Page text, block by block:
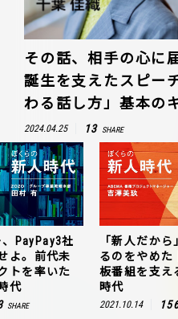
その話、相手の心に
誕生を支えたスピー
わる話し方」基本の
2024.04.25 13 SHARE
PayPay3社
よ。前代未
トを率いた
代
SHARE
「新人だか
るのをやめた
板番組を支え
時代
2021.10.14